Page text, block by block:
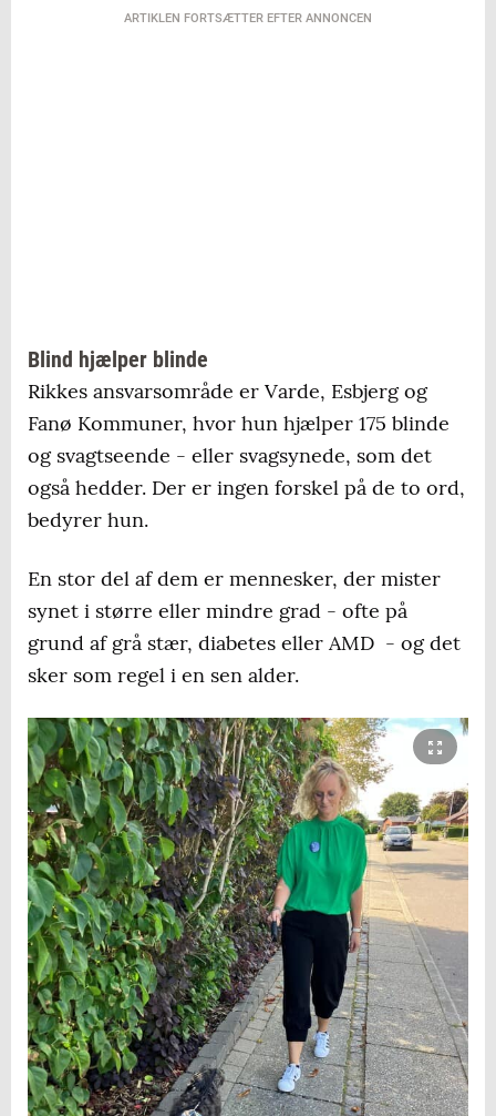
øjensygdomme som AMD, der øger risikoen
ARTIKLEN FORTSÆTTER EFTER ANNONCEN
Blind hjælper blinde
Rikkes ansvarsområde er Varde, Esbjerg og
Fanø Kommuner, hvor hun hjælper 175 blinde
og svagtseende - eller svagsynede, som det
også hedder. Der er ingen forskel på de to ord,
bedyrer hun.
En stor del af dem er mennesker, der mister
synet i større eller mindre grad - ofte på
grund af grå stær, diabetes eller AMD - og det
sker som regel i en sen alder.